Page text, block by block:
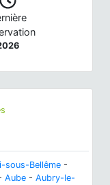
sous-Bellême -
Aube - Aubry-le-